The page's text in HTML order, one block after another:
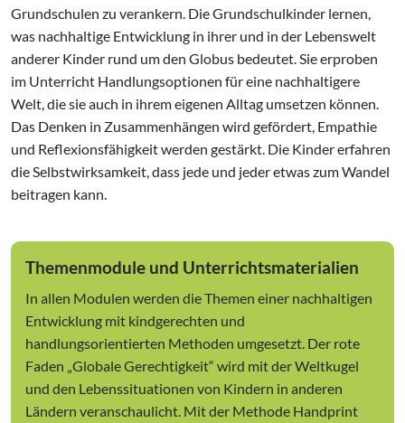
Grundschulen zu verankern. Die Grundschulkinder lernen,
was nachhaltige Entwicklung in ihrer und in der Lebenswelt
anderer Kinder rund um den Globus bedeutet. Sie erproben
im Unterricht Handlungsoptionen für eine nachhaltigere
Welt, die sie auch in ihrem eigenen Alltag umsetzen können.
Das Denken in Zusammenhängen wird gefördert, Empathie
und Reflexionsfähigkeit werden gestärkt. Die Kinder erfahren
die Selbstwirksamkeit, dass jede und jeder etwas zum Wandel
beitragen kann.
Themenmodule und Unterrichtsmaterialien
In allen Modulen werden die Themen einer nachhaltigen
Entwicklung mit kindgerechten und
handlungsorientierten Methoden umgesetzt. Der rote
Faden „Globale Gerechtigkeit“ wird mit der Weltkugel
und den Lebenssituationen von Kindern in anderen
Ländern veranschaulicht. Mit der Methode Handprint